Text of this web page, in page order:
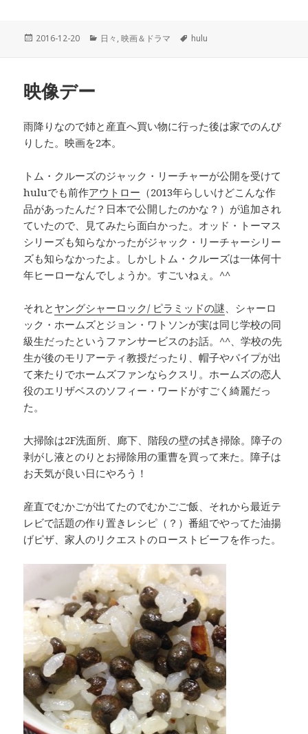
投
2016-12-20
カ
日々 ,映画＆ドラマ
タ
hulu
映像デー
雨降りなので姉と産直へ買い物に行った後は家でのんび
りした。映画を2本。
トム・クルーズのジャック・リーチャーが公開を受けて
huluでも前作アウトロー （2013年らしいけどこんな作
品があったんだ？日本で公開したのかな？）が追加され
ていたので、見てみたら面白かった。オッド・トーマス
シリーズも知らなかったがジャック・リーチャーシリー
ズも知らなかったよ。しかしトム・クルーズは一体何十
年ヒーローなんでしょうか。すごいねぇ。^^
それと ヤングシャーロック/ ピラミッドの謎、シャーロ
ック・ホームズとジョン・ワトソンが実は同じ学校の同
級生だったというファンサービスのお話。^^、学校の先
生が後のモリアーティ教授だったり、帽子やパイプが出
て来たりでホームズファンならクスリ。ホームズの恋人
役のエリザベスのソフィー・ワードがすごく綺麗だっ
た。
大掃除は2F洗面所、廊下、階段の壁の拭き掃除。障子の
剥がし液とのりとお掃除用の重曹を買って来た。障子は
お天気が良い日にやろう！
産直でむかごが出てたのでむかごご飯、それから最近テ
レビで話題の作り置きレシピ（？）番組でやってた油揚
げピザ、家人のリクエストのローストビーフを作った。